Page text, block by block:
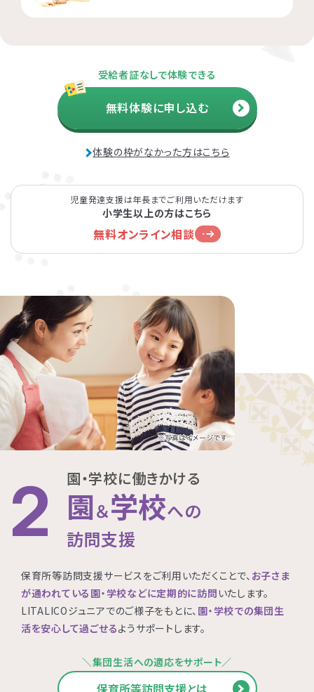
受給者証なしで体験できる
無料体験に申し込む
体験の枠がなかった方はこちら
児童発達支援は年長までご利用いただけます
小学生以上の方はこちら
無料オンライン相談
2 園・学校に働きかける
園＆学校への
訪問支援
保育所等訪問支援サービスをご利用いただくことで、 お子さま
が通われている園・学校などに定期的に訪問いたします。
LITALICOジュニアでのご様子をもとに、 園・学校での集団生
活を安心して過ごせるようサポートします。
＼集団生活への適応をサポート／